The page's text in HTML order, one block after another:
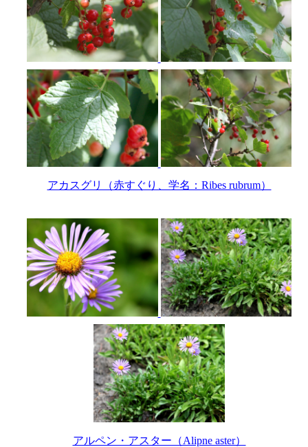
アカスグリ（赤すぐり、学名：Ribes rubrum）
アルペン・アスター（Alipne aster）